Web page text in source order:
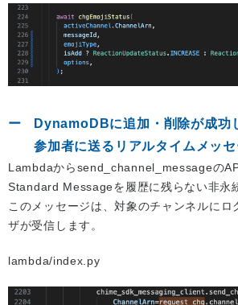
DynamoDBに追加・削除が成功
参加者に送るリアルタイムメッ
Lambdaからsend_channel_messageの
Standard Messageを履歴に残らない非永
このメッセージは、対象のチャンネルにロ
ザが受信します。
lambda/index.py